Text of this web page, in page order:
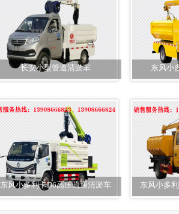
长安小型管道清淤车 东风小
东风小多利卡D6高压疏通清淤车
东风小多